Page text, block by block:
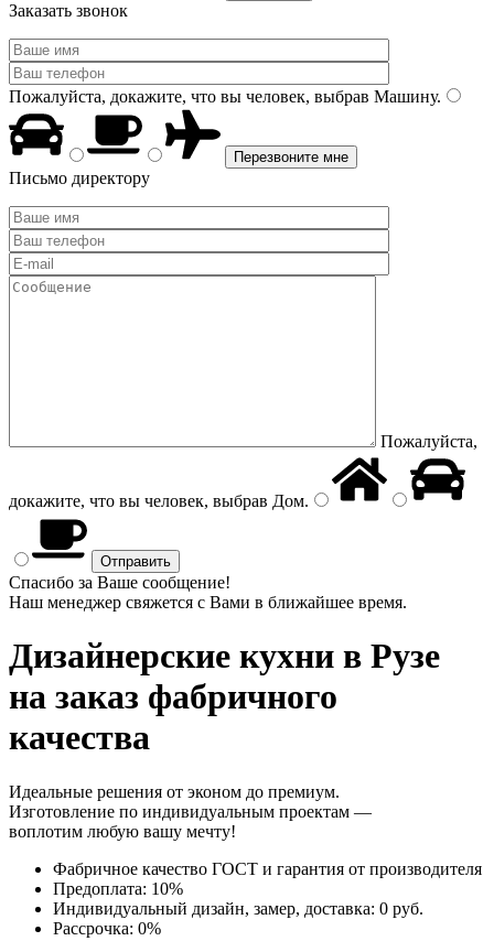
Заказать звонок
Пожалуйста, докажите, что вы человек, выбрав Машину.
Письмо директору
Пожалуйста,
докажите, что вы человек, выбрав Дом.
Спасибо за Ваше сообщение!
Наш менеджер свяжется с Вами в ближайшее время.
Дизайнерские кухни в Рузе
на заказ фабричного
качества
Идеальные решения от эконом до премиум.
Изготовление по индивидуальным проектам —
воплотим любую вашу мечту!
Фабричное качество ГОСТ и гарантия от производителя
Предоплата: 10%
Индивидуальный дизайн, замер, доставка: 0 руб.
Рассрочка: 0%